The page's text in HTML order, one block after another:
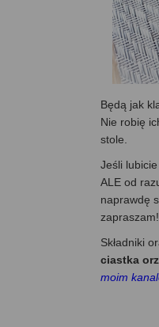
Będą jak
Nie robię
stole.
Jeśli
ALE od
naprawdę
zapraszam!
Składniki
ciastka
moim